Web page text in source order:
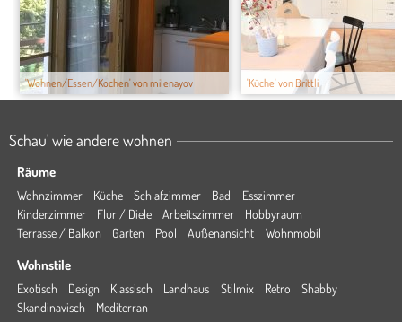
'Wohnen/Essen/Kochen' von milenayov 'Küche' von Brittli
Schau' wie andere wohnen
Räume
Wohnzimmer Küche Schlafzimmer Bad
Esszimmer
Kinderzimmer
Flur / Diele Arbeitszimmer
Hobbyraum
Terrasse / Balkon
Garten Pool Außenansicht Wohnmobil
Wohnstile
Exotisch Design Klassisch Landhaus Stilmix Retro
Shabby
Skandinavisch
Mediterran